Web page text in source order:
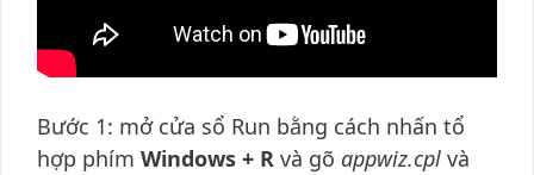
Bước 1: mở cửa sổ Run bằng cách nhấn tổ
hợp phím Windows + R và gõ appwiz.cpl và